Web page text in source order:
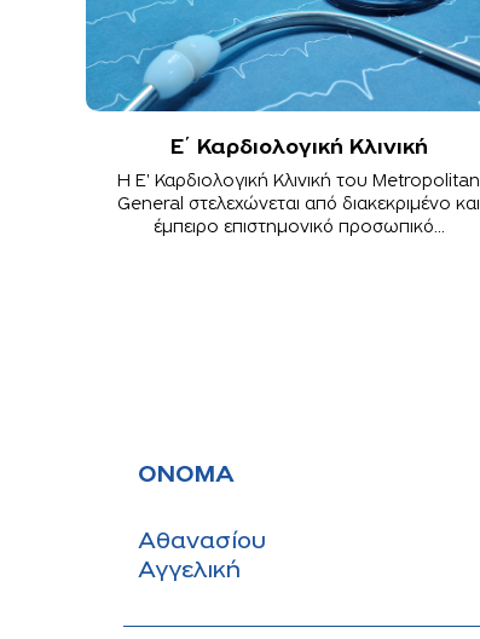
Ε΄ Καρδιολογική Κλινική
Η Ε' Καρδιολογική Κλινική του Metropolitan
General στελεχώνεται από διακεκριμένο και
έμπειρο επιστημονικό προσωπικό...
ΌΝΟΜΑ
Αθανασίου
Αγγελική